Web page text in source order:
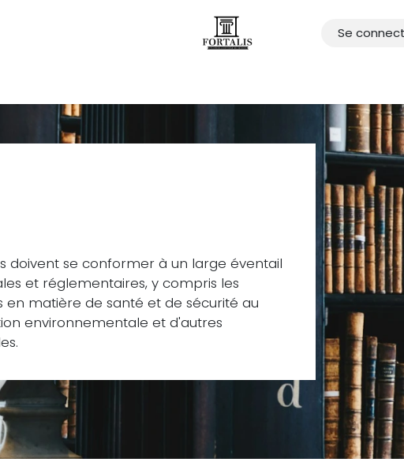
Se
doivent se conformer à un large éventail
et réglementaires, y compris les
en matière de santé et de sécurité au
environnementale et d'autres